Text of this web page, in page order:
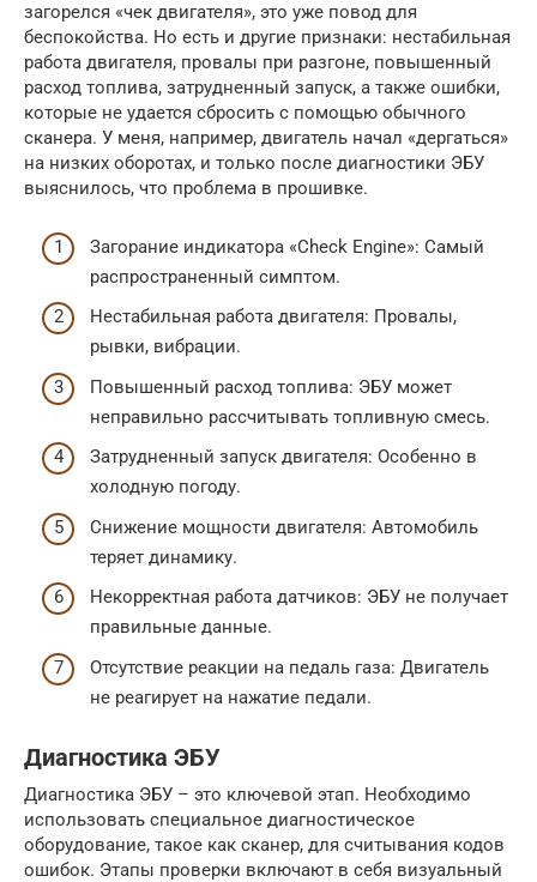
загорелся «чек двигателя», это уже повод для
беспокойства. Но есть и другие признаки: нестабильная
работа двигателя, провалы при разгоне, повышенный
расход топлива, затрудненный запуск, а также ошибки,
которые не удается сбросить с помощью обычного
сканера. У меня, например, двигатель начал «дергаться»
на низких оборотах, и только после диагностики ЭБУ
выяснилось, что проблема в прошивке.
Загорание индикатора «Check Engine»: Самый
распространенный симптом.
Нестабильная работа двигателя: Провалы,
рывки, вибрации.
Повышенный расход топлива: ЭБУ может
неправильно рассчитывать топливную смесь.
Затрудненный запуск двигателя: Особенно в
холодную погоду.
Снижение мощности двигателя: Автомобиль
теряет динамику.
Некорректная работа датчиков: ЭБУ не получает
правильные данные.
Отсутствие реакции на педаль газа: Двигатель
не реагирует на нажатие педали.
Диагностика ЭБУ
Диагностика ЭБУ – это ключевой этап. Необходимо
использовать специальное диагностическое
оборудование, такое как сканер, для считывания кодов
ошибок. Этапы проверки включают в себя визуальный